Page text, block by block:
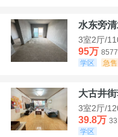
水东旁
3室2厅/
95万
学区
急售
大古井
3室2厅/
39.8万
学区